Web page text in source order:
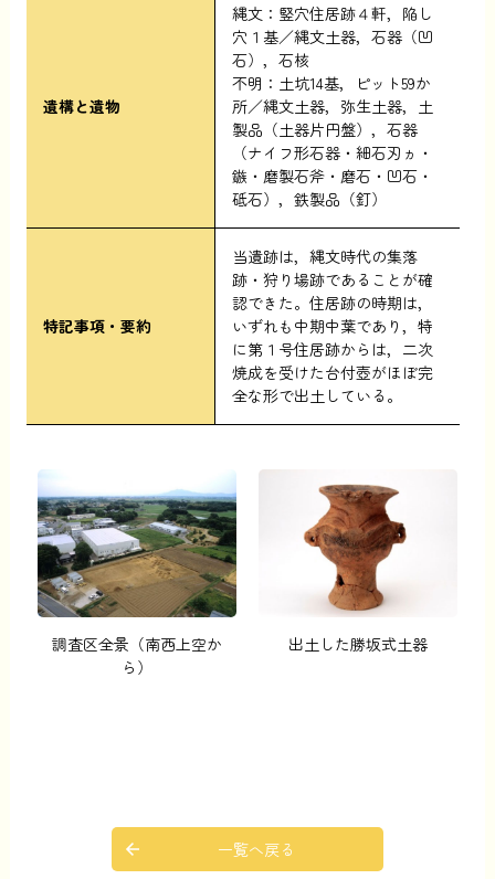
遺構と遺物
縄文：竪穴住居跡４軒，陥し
穴１基／縄文土器，石器（凹
石），石核
不明：土坑14基，ピット59か
所／縄文土器，弥生土器，土
製品（土器片円盤），石器
（ナイフ形石器・細石刃ヵ・
鏃・磨製石斧・磨石・凹石・
砥石），鉄製品（釘）
特記事項・要約
当遺跡は，縄文時代の集落
跡・狩り場跡であることが確
認できた。住居跡の時期は，
いずれも中期中葉であり，特
に第１号住居跡からは，二次
焼成を受けた台付壺がほぼ完
全な形で出土している。
調査区全景（南西上空か
ら）
出土した勝坂式土器
一覧へ戻る